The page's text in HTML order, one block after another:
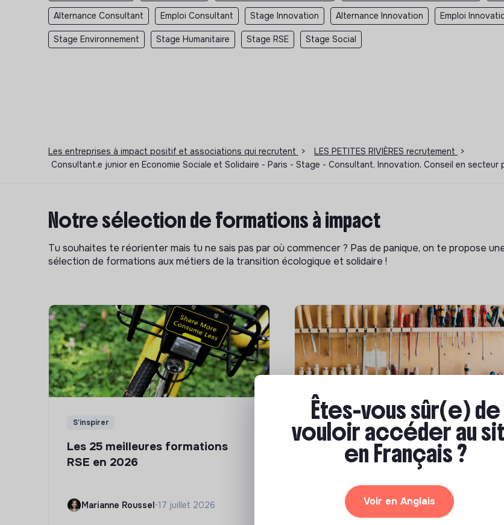
Alternance Consultant Emploi Consultant Stage Innovation Alternance Innovation Emploi
Stage Environnement Stage Humanitaire Stage RSE Stage Social
Les entreprises à impact positif et associations qui recrutent > LES PETITES RIVIÈRES recrutement
>
Consultant.e junior en Economie Sociale et Solidaire - Paris - Stage - Consultant, Innovation, Conseil en
Notre sélection de formations à impact
Tu souhaites te réorienter mais tu ne sais pas par où commencer ? Pas de panique, on te propose
sélection de formations aux métiers de la transition écologique et solidaire !
S'inspirer
Les 25 meilleures formations
RSE en 2026
Marianne Roussel•17 juillet 2026
Compétences & formations
Comment se former à la
transition écologique ?
Marianne Roussel•09 janvier 2024
Êtes-vous sûr(e) de
vouloir accéder au
en Français ?
Voir en Anglais